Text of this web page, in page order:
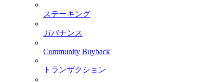
ステーキング
ガバナンス
Community Buyback
トランザクション